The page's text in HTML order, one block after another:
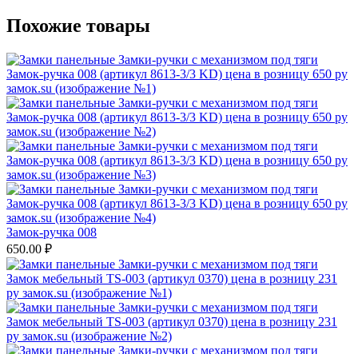
Похожие товары
Замок-ручка 008
650.00 ₽